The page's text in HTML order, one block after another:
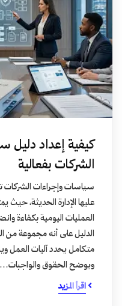
كيفية إعداد دليل
الشركات بفعالية
سياسات وإجراءات الشركات
عليها الإدارة الحديثة،
العمليات اليومية بكفاءة
الدليل على أنه مجموعة من
متكامل يحدد آليات العمل
ويوضح الحقوق والواجبات…
اقرأ المزيد